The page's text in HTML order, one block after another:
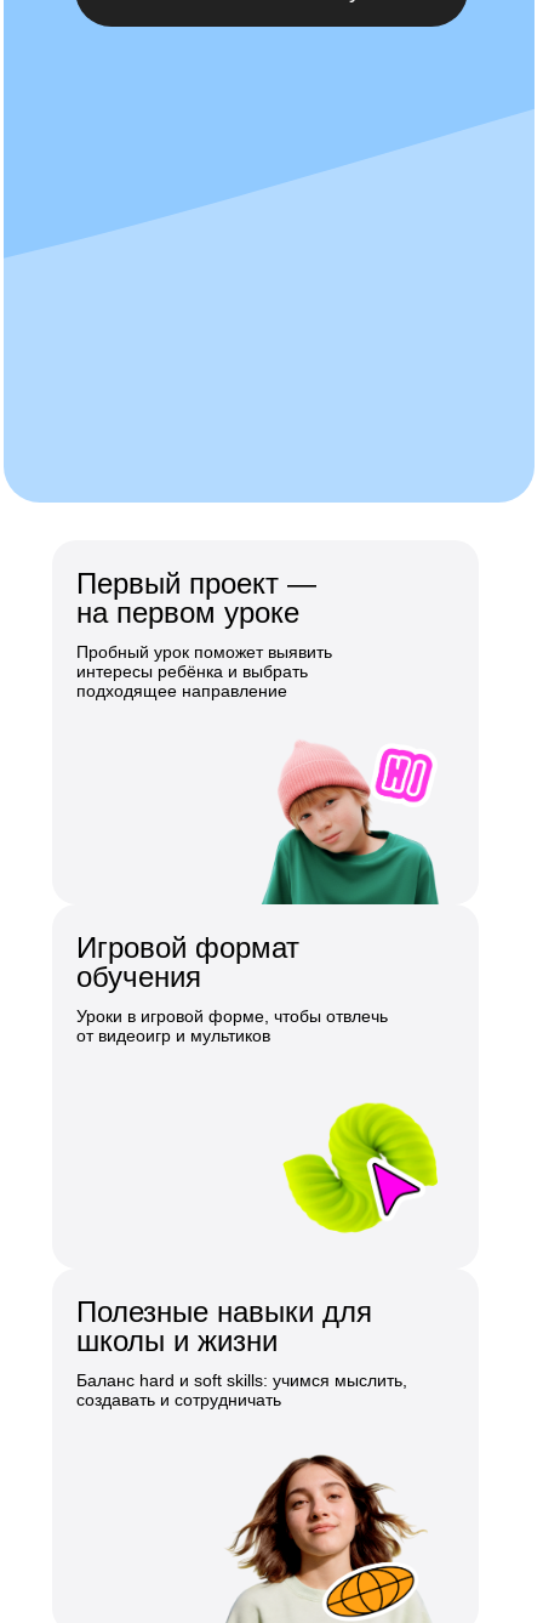
Первый проект —
на первом уроке
Пробный урок поможет выявить
интересы ребёнка и выбрать
подходящее направление
Игровой формат
обучения
Уроки в игровой форме, чтобы отвлечь
от видеоигр и мультиков
Полезные навыки для
школы и жизни
Баланс hard и soft skills: учимся мыслить,
создавать и сотрудничать